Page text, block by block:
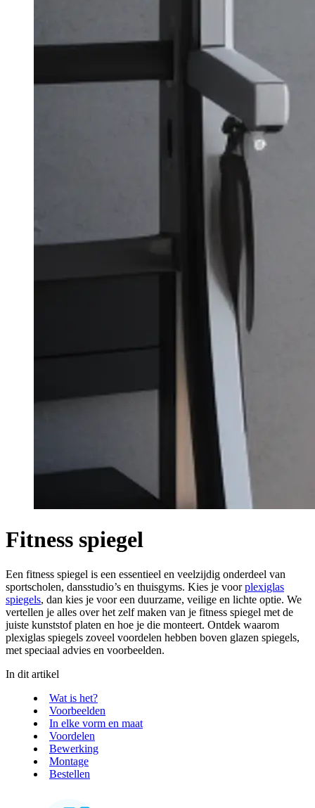
Fitness spiegel
Een fitness spiegel is een essentieel en veelzijdig onderdeel van
sportscholen, dansstudio’s en thuisgyms. Kies je voorplexiglas
spiegels, dan kies je voor een duurzame, veilige en lichte optie. We
vertellen je alles over het zelf maken van je fitness spiegel met de
juiste kunststof platen en hoe je die monteert. Ontdek waarom
plexiglas spiegels zoveel voordelen hebben boven glazen spiegels,
met speciaal advies en voorbeelden.
In dit artikel
Wat is het?
Voorbeelden
In elke vorm en maat
Voordelen
Bewerking
Montage
Bestellen